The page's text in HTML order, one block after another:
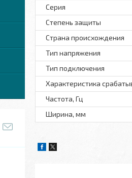
Серия
Степень защиты
Страна происхождения
Тип напряжения
Тип подключения
Характеристика
Частота, Гц
Ширина, мм